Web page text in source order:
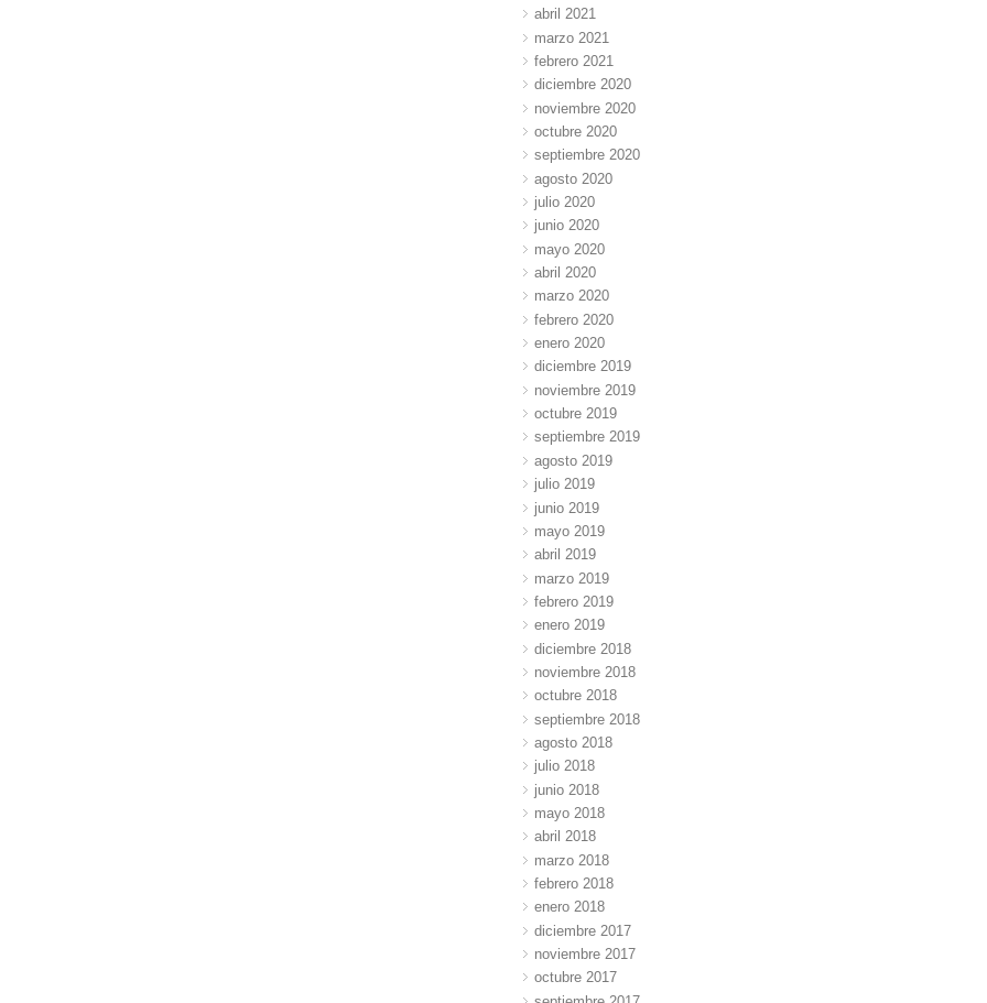
abril 2021
marzo 2021
febrero 2021
diciembre 2020
noviembre 2020
octubre 2020
septiembre 2020
agosto 2020
julio 2020
junio 2020
mayo 2020
abril 2020
marzo 2020
febrero 2020
enero 2020
diciembre 2019
noviembre 2019
octubre 2019
septiembre 2019
agosto 2019
julio 2019
junio 2019
mayo 2019
abril 2019
marzo 2019
febrero 2019
enero 2019
diciembre 2018
noviembre 2018
octubre 2018
septiembre 2018
agosto 2018
julio 2018
junio 2018
mayo 2018
abril 2018
marzo 2018
febrero 2018
enero 2018
diciembre 2017
noviembre 2017
octubre 2017